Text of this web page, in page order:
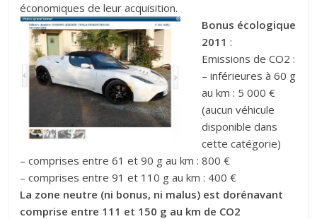
économiques de leur acquisition.
Bonus écologique
2011 :
Emissions de CO2 :
– inférieures à 60 g
au km : 5 000 €
(aucun véhicule
disponible dans
cette catégorie)
– comprises entre 61 et 90 g au km : 800 €
– comprises entre 91 et 110 g au km : 400 €
La zone neutre (ni bonus, ni malus) est dorénavant
comprise entre 111 et 150 g au km de CO2